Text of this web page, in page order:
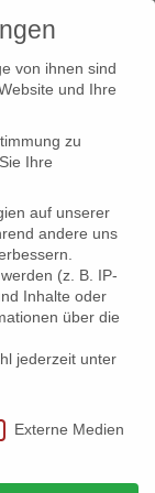
von ihnen sind
und Ihre
zu
Ihre
auf unserer
andere uns
(z. B. IP-
Inhalte oder
über die
jederzeit unter
Externe Medien